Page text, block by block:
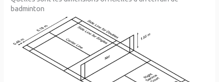
badminton